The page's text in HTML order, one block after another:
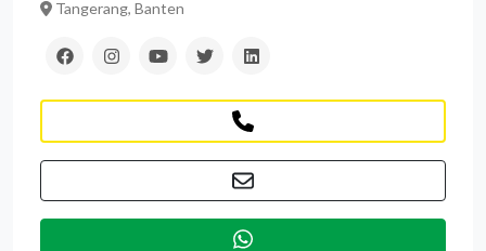
Tangerang, Banten